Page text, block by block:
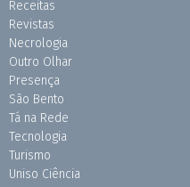
Receitas
Revistas
Necrologia
Outro Olhar
Presença
São Bento
Tá na Rede
Tecnologia
Turismo
Uniso Ciência